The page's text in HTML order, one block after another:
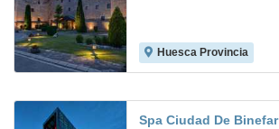
Huesca Provincia
Spa Ciudad De Binefar